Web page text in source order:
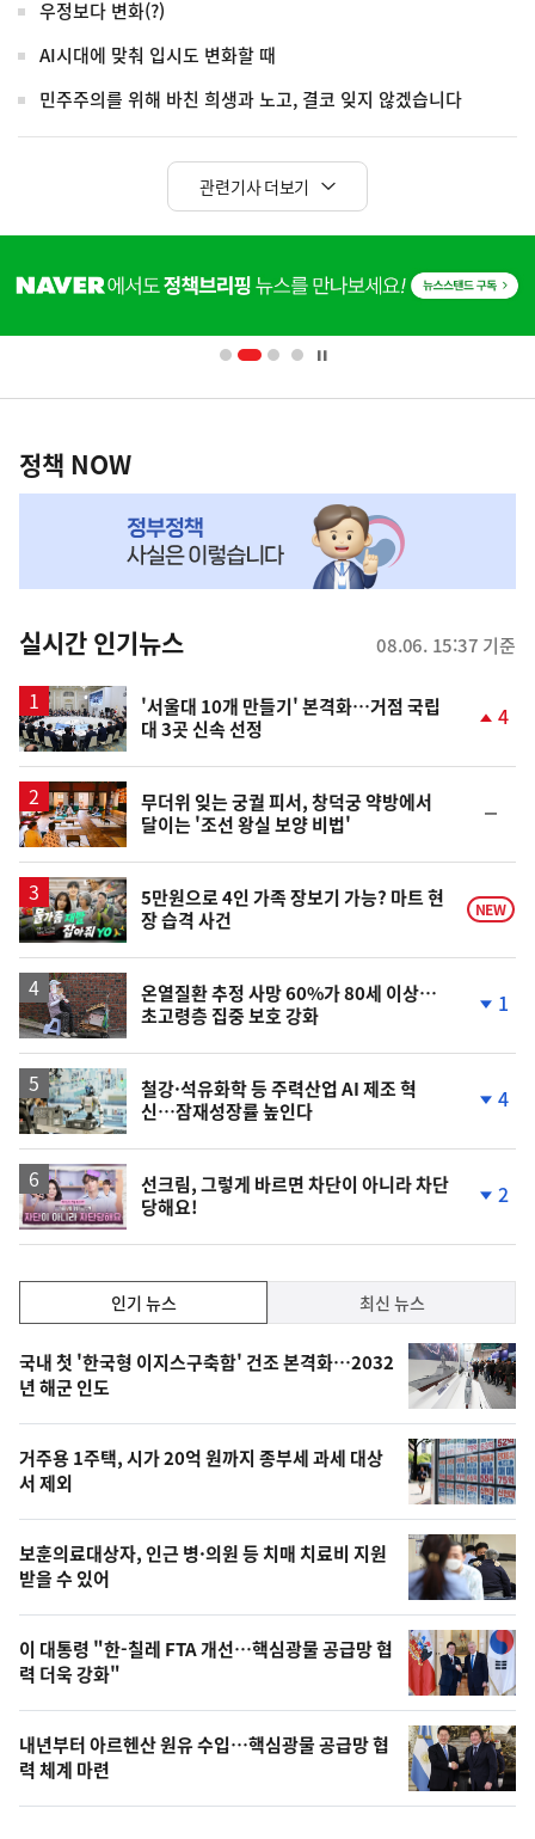
우정보다 변화(?)
AI시대에 맞춰 입시도 변화할 때
민주주의를 위해 바친 희생과 노고, 결코 잊지 않겠습니다
관련기사 더보기
단
영
책
NOW,
뉴
스
정책 NOW
실시간 인기뉴스 08.06. 15:37 기준
'서울대 10개 만들기' 본격화…거점 국립
대 3곳 신속 선정
4
무더위 잊는 궁궐 피서, 창덕궁 약방에서
달이는 '조선 왕실 보양 비법'
일
영
상
5만원으로 4인 가족 장보기 가능? 마트 현
장 습격 사건
NEW
온열질환 추정 사망 60%가 80세 이상…
초고령층 집중 보호 강화
1
철강·석유화학 등 주력산업 AI 제조 혁
신…잠재성장률 높인다
4
영
상
선크림, 그렇게 바르면 차단이 아니라 차단
당해요!
락
2
기,
최
신,
오
늘
의
영
상
오
늘
의
사
진
인기 뉴스 최신 뉴스
기
뉴
스
국내 첫 '한국형 이지스구축함' 건조 본격화…2032
년 해군 인도
거주용 1주택, 시가 20억 원까지 종부세 과세 대상
서 제외
보훈의료대상자, 인근 병·의원 등 치매 치료비 지원
받을 수 있어
이 대통령 "한-칠레 FTA 개선…핵심광물 공급망 협
력 더욱 강화"
내년부터 아르헨산 원유 수입…핵심광물 공급망 협
력 체계 마련